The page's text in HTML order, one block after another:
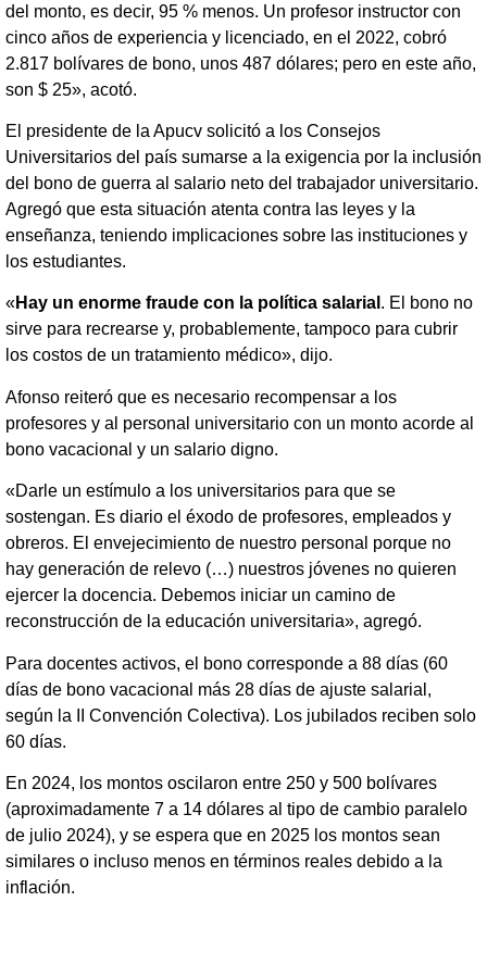
del monto, es decir, 95 % menos. Un profesor instructor con
cinco años de experiencia y licenciado, en el 2022, cobró
2.817 bolívares de bono, unos 487 dólares; pero en este año,
son $ 25», acotó.
El presidente de la Apucv solicitó a los Consejos
Universitarios del país sumarse a la exigencia por la inclusión
del bono de guerra al salario neto del trabajador universitario.
Agregó que esta situación atenta contra las leyes y la
enseñanza, teniendo implicaciones sobre las instituciones y
los estudiantes.
«Hay un enorme fraude con la política salarial . El bono no
sirve para recrearse y, probablemente, tampoco para cubrir
los costos de un tratamiento médico», dijo.
Afonso reiteró que es necesario recompensar a los
profesores y al personal universitario con un monto acorde al
bono vacacional y un salario digno.
«Darle un estímulo a los universitarios para que se
sostengan. Es diario el éxodo de profesores, empleados y
obreros. El envejecimiento de nuestro personal porque no
hay generación de relevo (…) nuestros jóvenes no quieren
ejercer la docencia. Debemos iniciar un camino de
reconstrucción de la educación universitaria», agregó.
Para docentes activos, el bono corresponde a 88 días (60
días de bono vacacional más 28 días de ajuste salarial,
según la II Convención Colectiva). Los jubilados reciben solo
60 días.
En 2024, los montos oscilaron entre 250 y 500 bolívares
(aproximadamente 7 a 14 dólares al tipo de cambio paralelo
de julio 2024), y se espera que en 2025 los montos sean
similares o incluso menos en términos reales debido a la
inflación.